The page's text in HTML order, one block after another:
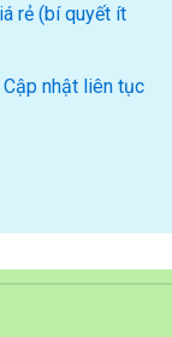
rẻ (bí quyết ít
nhật liên tục